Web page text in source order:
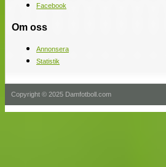
Facebook
Om oss
Annonsera
Statistik
Copyright © 2025 Damfotboll.com